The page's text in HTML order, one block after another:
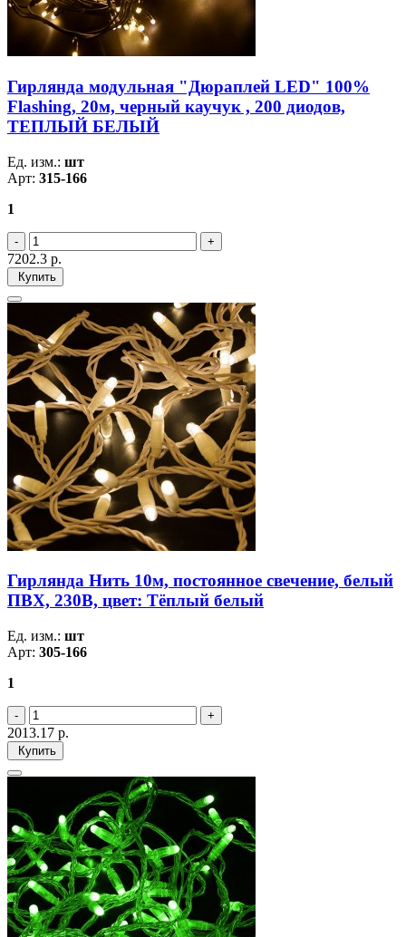
Гирлянда модульная "Дюраплей LED" 100%
Flashing, 20м, черный каучук , 200 диодов,
ТЕПЛЫЙ БЕЛЫЙ
Ед. изм.: шт
Арт: 315-166
1
7202.3 р.
Купить
Гирлянда Нить 10м, постоянное свечение, белый
ПВХ, 230В, цвет: Тёплый белый
Ед. изм.: шт
Арт: 305-166
1
2013.17 р.
Купить